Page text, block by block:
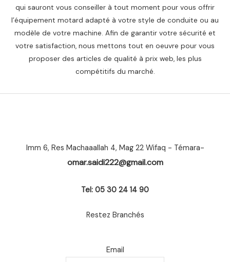
qui sauront vous conseiller à tout moment pour vous offrir
l’équipement motard adapté à votre style de conduite ou au
modèle de votre machine. Afin de garantir votre sécurité et
votre satisfaction, nous mettons tout en oeuvre pour vous
proposer des articles de qualité à prix web, les plus
compétitifs du marché.
Imm 6, Res Machaaallah 4, Mag 22 Wifaq - Témara-
omar.saidi222@gmail.com
Tel: 05 30 24 14 90
Restez Branchés
Email